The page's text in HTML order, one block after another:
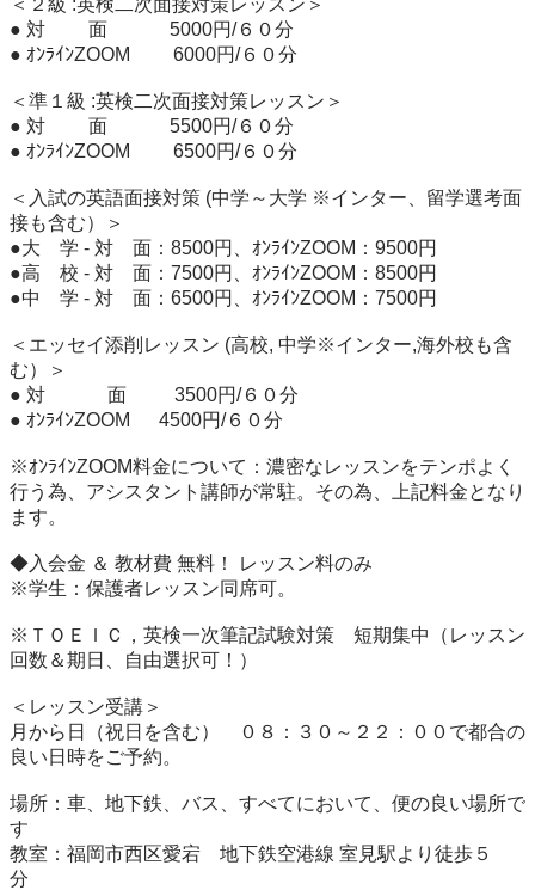
＜２級 :英検二次面接対策レッスン＞
● 対　　 面　　 　5000円/６０分
● ｵﾝﾗｲﾝZOOM　　 6000円/６０分
＜準１級 :英検二次面接対策レッスン＞
● 対　　 面　　 　5500円/６０分
● ｵﾝﾗｲﾝZOOM　　 6500円/６０分
＜入試の英語面接対策 (中学～大学 ※インター、留学選考面
接も含む）＞
●大　学 - 対　面：8500円、ｵﾝﾗｲﾝZOOM：9500円
●高　校 - 対　面：7500円、ｵﾝﾗｲﾝZOOM：8500円
●中　学 - 対　面：6500円、ｵﾝﾗｲﾝZOOM：7500円
＜エッセイ添削レッスン (高校, 中学※インター,海外校も含
む）＞
● 対 　　　面 　　 3500円/６０分
● ｵﾝﾗｲﾝZOOM 　 4500円/６０分
※ｵﾝﾗｲﾝZOOM料金について：濃密なレッスンをテンポよく
行う為、アシスタント講師が常駐。その為、上記料金となり
ます。
◆入会金 ＆ 教材費 無料！ レッスン料のみ
※学生：保護者レッスン同席可。
※ＴＯＥＩＣ，英検一次筆記試験対策　短期集中（レッスン
回数＆期日、自由選択可！）
＜レッスン受講＞
月から日（祝日を含む）　０８：３０～２２：００で都合の
良い日時をご予約。
場所：車、地下鉄、バス、すべてにおいて、便の良い場所で
す
教室：福岡市西区愛宕　地下鉄空港線 室見駅より徒歩５
分